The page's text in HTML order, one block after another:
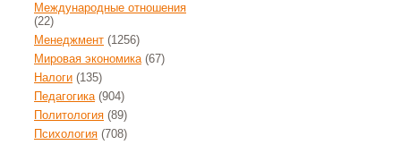
Международные отношения
(22)
Менеджмент (1256)
Мировая экономика(67)
Налоги (135)
Педагогика(904)
Политология (89)
Психология (708)